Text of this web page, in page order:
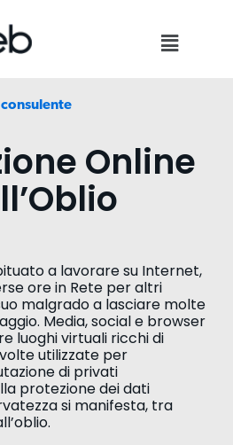
Online
a lavorare su Internet,
ore in Rete per altri
malgrado a lasciare molte
Media, social e browser
luoghi virtuali ricchi di
utilizzate per
di privati
protezione dei dati
si manifesta, tra